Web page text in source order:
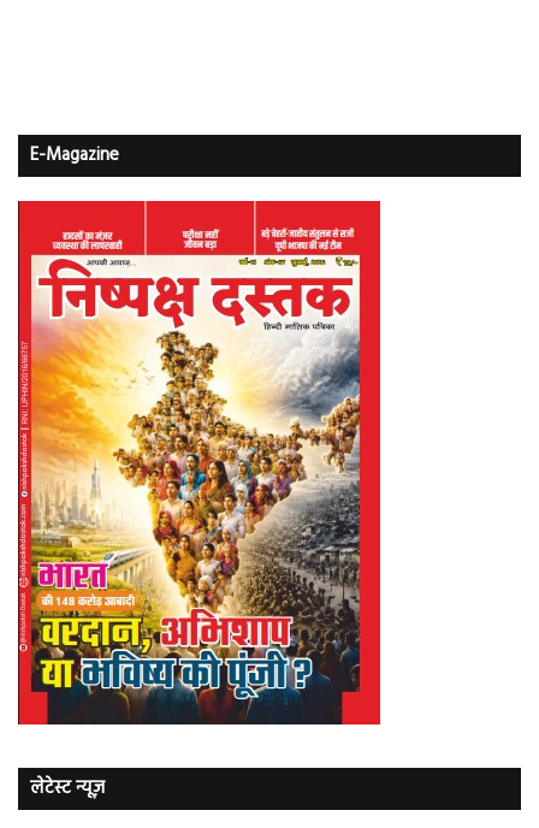
E-Magazine
लेटेस्ट न्यूज़